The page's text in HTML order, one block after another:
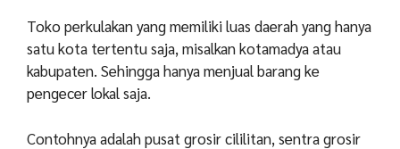
Toko perkulakan yang memiliki luas daerah yang hanya
satu kota tertentu saja, misalkan kotamadya atau
kabupaten. Sehingga hanya menjual barang ke
pengecer lokal saja.
Contohnya adalah pusat grosir cililitan, sentra grosir